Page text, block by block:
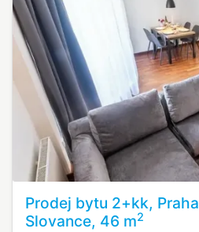
Prodej bytu 2+kk,
Slovance, 46 m2